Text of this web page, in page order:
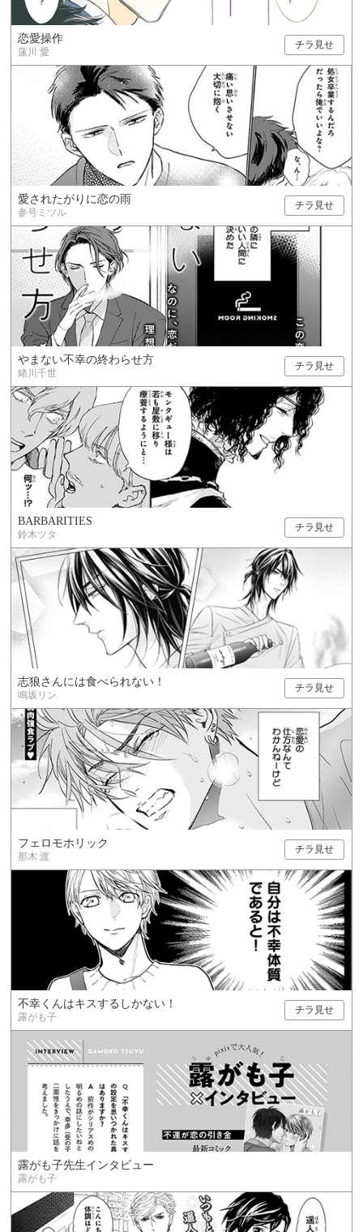
恋愛操作
蓮川 愛
チラ見せ
愛されたがりに恋の雨
参号ミツル
チラ見せ
やまない不幸の終わらせ方
緒川千世
チラ見せ
BARBARITIES
鈴木ツタ
チラ見せ
志狼さんには食べられない！
鳴坂リン
チラ見せ
フェロモホリック
那木 渡
チラ見せ
不幸くんはキスするしかない！
露がも子
チラ見せ
露がも子先生インタビュー
露がも子